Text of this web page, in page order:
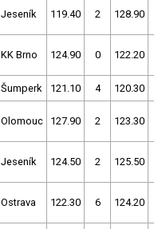
Jeseník 119.40 2 128.90
KK Brno 124.90 0 122.20
Šumperk 121.10 4 120.30
Olomouc 127.90 2 123.30
Jeseník 124.50 2 125.50
Ostrava 122.30 6 124.20